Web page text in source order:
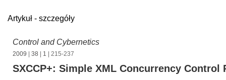
Artykuł - szczegóły
Control and Cybernetics
2009 38 1 | 215-237
SXCCP+: Simple XML Concurrency